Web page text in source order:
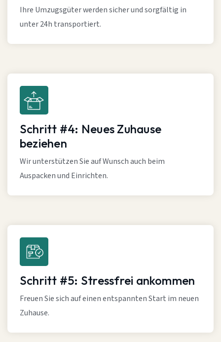
Ihre Umzugsgüter werden sicher und sorgfältig in
unter 24h transportiert.
Schritt #4: Neues Zuhause
beziehen
Wir unterstützen Sie auf Wunsch auch beim
Auspacken und Einrichten.
Schritt #5: Stressfrei ankommen
Freuen Sie sich auf einen entspannten Start im neuen
Zuhause.